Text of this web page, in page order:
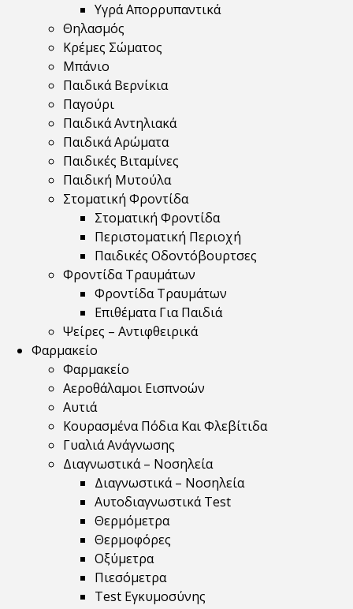
Υγρά Απορρυπαντικά
Θηλασμός
Κρέμες Σώματος
Μπάνιο
Παιδικά Βερνίκια
Παγούρι
Παιδικά Αντηλιακά
Παιδικά Αρώματα
Παιδικές Βιταμίνες
Παιδική Μυτούλα
Στοματική Φροντίδα
Στοματική Φροντίδα
Περιστοματική Περιοχή
Παιδικές Οδοντόβουρτσες
Φροντίδα Τραυμάτων
Φροντίδα Τραυμάτων
Επιθέματα Για Παιδιά
Ψείρες – Αντιφθειρικά
Φαρμακείο
Φαρμακείο
Αεροθάλαμοι Εισπνοών
Αυτιά
Κουρασμένα Πόδια Και Φλεβίτιδα
Γυαλιά Ανάγνωσης
Διαγνωστικά – Νοσηλεία
Διαγνωστικά – Νοσηλεία
Αυτοδιαγνωστικά Test
Θερμόμετρα
Θερμοφόρες
Οξύμετρα
Πιεσόμετρα
Test Εγκυμοσύνης